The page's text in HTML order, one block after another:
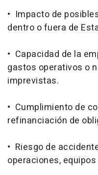
• Impacto de
dentro o fuera de
• Capacidad de la
gastos operativos o
imprevistas.
• Cumplimiento de
refinanciación de
• Riesgo de
operaciones,